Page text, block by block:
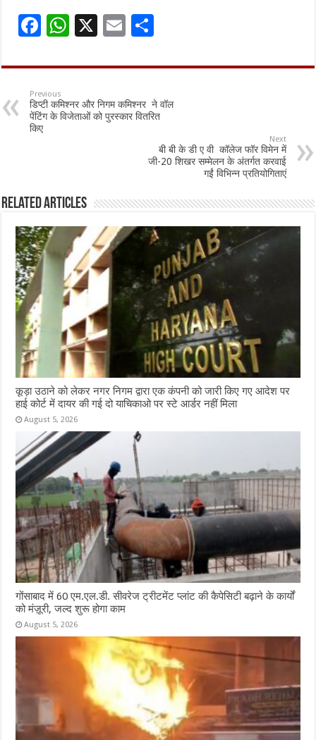
F
e
b
o
o
W
at
sA
p
X
E
ai
l
ar
e
Previous
डिप्टी कमिश्नर और निगम कमिश्नर ने वॉल
पेंटिंग के विजेताओं को पुरस्कार वितरित
किए
Next
बी बी के डी ए वी कॉलेज फॉर विमेन में
जी-20 शिखर सम्मेलन के अंतर्गत करवाई
गईं विभिन्न प्रतियोगिताएं
Related Articles
कूड़ा उठाने को लेकर नगर निगम द्वारा एक कंपनी को जारी किए गए आदेश पर
हाई कोर्ट में दायर की गई दो याचिकाओ पर स्टे आर्डर नहीं मिला
August 5, 2026
गोंसाबाद में 60 एम.एल.डी. सीवरेज ट्रीटमेंट प्लांट की कैपेसिटी बढ़ाने के कार्यों
को मंज़ूरी, जल्द शुरू होगा काम
August 5, 2026